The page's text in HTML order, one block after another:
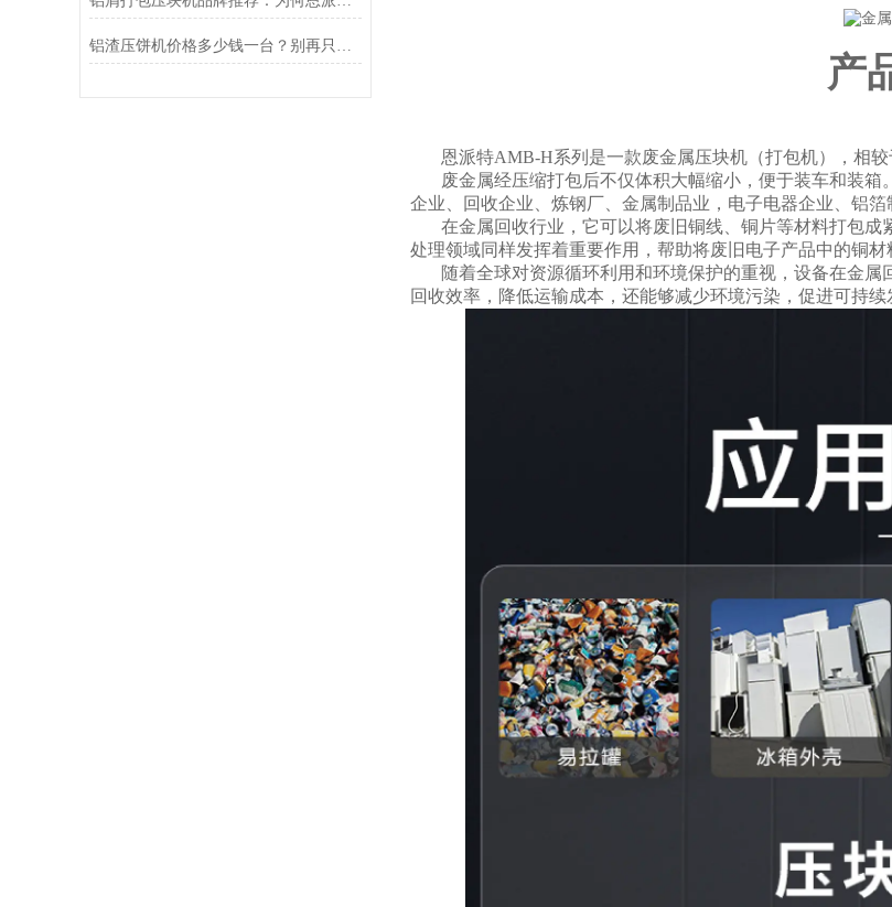
铝渣压饼机价格多少钱一台？别再只看报价，恩派特带您算清“效益账”
产
恩派特AMB-H系列是一款废金属压块机（打包机），相
废金属经压缩打包后不仅体积大幅缩小，便于装车和装
企业、回收企业、炼钢厂、金属制品业，电子电器企业、铝
在金属回收行业，它可以将废旧铜线、铜片等材料打包
处理领域同样发挥着重要作用，帮助将废旧电子产品中的铜材
随着全球对资源循环利用和环境保护的重视，设备在金
回收效率，降低运输成本，还能够减少环境污染，促进可持续